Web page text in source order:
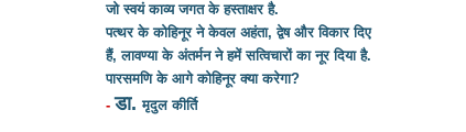
जो स्वयं काव्य जगत के हस्ताक्षर है.
पत्थर के कोहिनूर ने केवल अहंता, द्वेष और विकार दिए
हैं, लावण्या के अंतर्मन ने हमें सत्विचारों का नूर दिया है.
पारसमणि के आगे कोहिनूर क्या करेगा?
- डा.मृदुल कीर्ति